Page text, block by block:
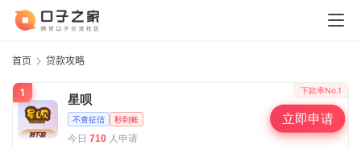
首页 贷款攻略
1 下款率No.1
星呗
不查征信 秒到账
今日 710 人申请
立即申请